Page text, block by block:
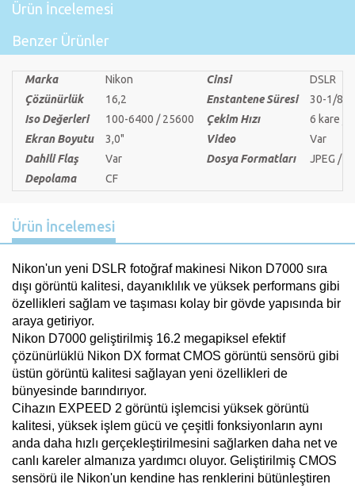
Ürün İncelemesi
Benzer Ürünler
Marka Nikon Cinsi
DSLR
Çözünürlük
16,2 Enstantene Süresi
30-1/
Iso Değerleri
100-6400 / 25600 Çekim Hızı
6 kare /
Ekran Boyutu
3,0" Video
Var
Dahili Flaş
Var Dosya Formatları
JPEG /
Depolama
CF
Ürün İncelemesi
Nikon'un yeni DSLR fotoğraf makinesi Nikon D7000 sıra
dışı görüntü kalitesi, dayanıklılık ve yüksek performans gibi
özellikleri sağlam ve taşıması kolay bir gövde yapısında bir
araya getiriyor.
Nikon D7000 geliştirilmiş 16.2 megapiksel efektif
çözünürlüklü Nikon DX format CMOS görüntü sensörü gibi
üstün görüntü kalitesi sağlayan yeni özellikleri de
bünyesinde barındırıyor.
Cihazın EXPEED 2 görüntü işlemcisi yüksek görüntü
kalitesi, yüksek işlem gücü ve çeşitli fonksiyonların aynı
anda daha hızlı gerçekleştirilmesini sağlarken daha net ve
canlı kareler almanıza yardımcı oluyor. Geliştirilmiş CMOS
sensörü ile Nikon'un kendine has renklerini bütünleştiren